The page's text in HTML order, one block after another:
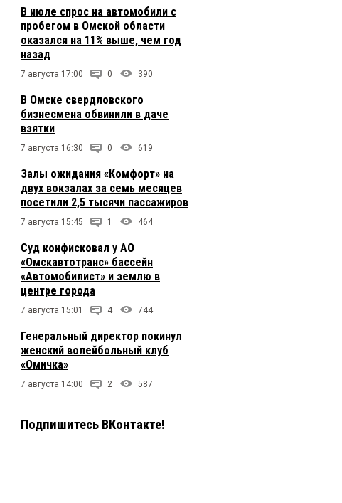
В июле спрос на автомобили с
пробегом в Омской области
оказался на 11% выше, чем год
назад
7 августа 17:00 0 390
В Омске свердловского
бизнесмена обвинили в даче
взятки
7 августа 16:30 0 619
Залы ожидания «Комфорт» на
двух вокзалах за семь месяцев
посетили 2,5 тысячи пассажиров
7 августа 15:45 1 464
Суд конфисковал у АО
«Омскавтотранс» бассейн
«Автомобилист» и землю в
центре города
7 августа 15:01 4 744
Генеральный директор покинул
женский волейбольный клуб
«Омичка»
7 августа 14:00 2 587
Подпишитесь ВКонтакте!